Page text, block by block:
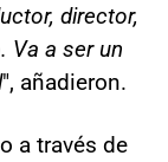
director,
Va a ser un
", añadieron.
a través de